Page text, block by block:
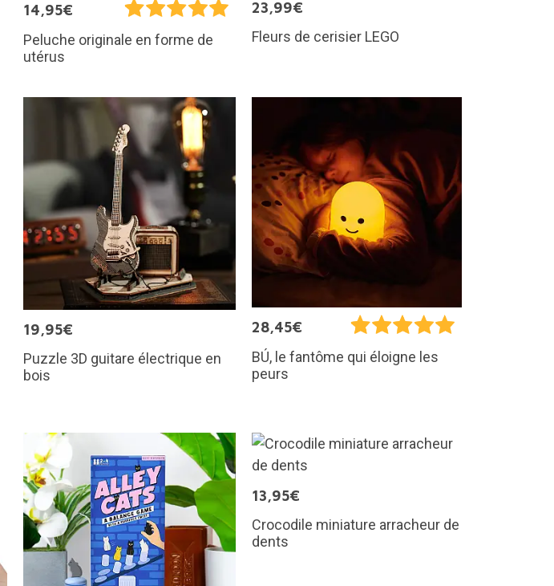
14,95€
Peluche originale en forme de
utérus
23,99€
Fleurs de cerisier LEGO
19,95€
Puzzle 3D guitare électrique en
bois
28,45€
BÚ, le fantôme qui éloigne les
peurs
13,95€
Crocodile miniature arracheur de
dents